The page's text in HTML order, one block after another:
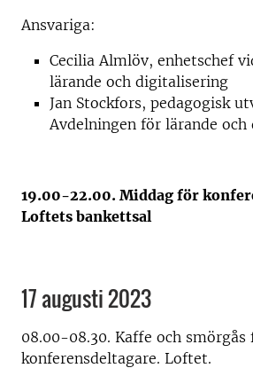
Ansvariga:
Cecilia Almlöv, enhetschef
lärande och digitalisering
Jan Stockfors, pedagogisk
Avdelningen för lärande
19.00-22.00. Middag för
Loftets bankettsal
17 augusti 2023
08.00-08.30. Kaffe och smörgås
konferensdeltagare. Loftet.